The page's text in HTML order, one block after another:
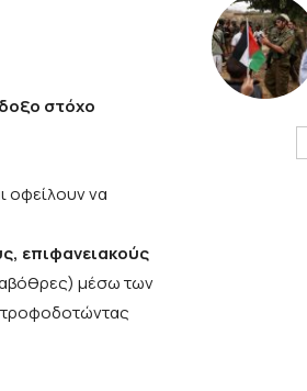
στόχο
οφείλουν να
επιφανειακούς
μέσω των
τροφοδοτώντας